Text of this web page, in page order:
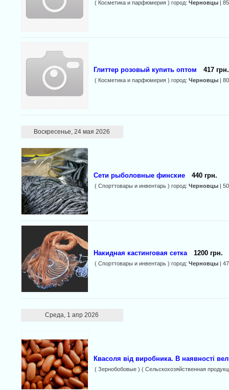
( Косметика и парфюмерия ) город: Черновцы|
Глиттер розовый купить оптом 417 грн.
( Косметика и парфюмерия ) город: Черновцы|
Воскресенье, 24 мая 2026
Сети рыболовные финские 440 грн.
( Спорттовары и инвентарь ) город: Черновцы|
Накидная кастинговая сетка 1200 грн.
( Спорттовары и инвентарь ) город: Черновцы|
Среда, 1 апр 2026
Квасоля від виробника. В наявності
( Зернобобовые ) ( Сельскохозяйственная